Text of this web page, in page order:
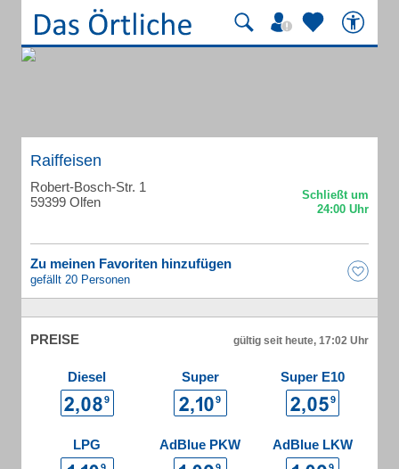
Raiffeisen
Robert-Bosch-Str. 1
59399 Olfen
Zu meinen Favoriten hinzufügen
gefällt 20 Personen
PREISE gültig seit heute, 17:02 Uhr
Diesel Super Super E10
LPG AdBlue PKW AdBlue LKW